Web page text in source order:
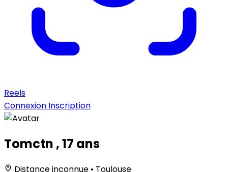
Reels
Connexion Inscription
Tomctn , 17 ans
Distance inconnue • Toulouse